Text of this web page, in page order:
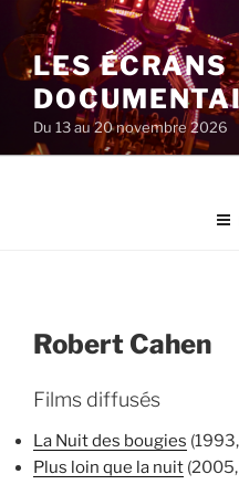
au
contenu
principal
LES ÉCRANS
Du 13 au 20 novembre 2026
Robert Cahen
Films diffusés
La Nuit des bougies
Plus loin que la nuit